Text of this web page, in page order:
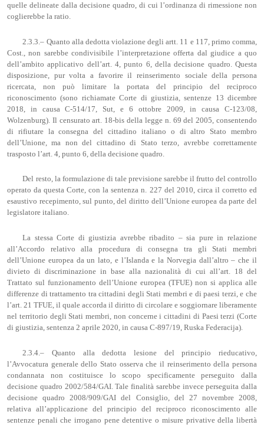
quelle delineate dalla decisione quadro, di cui l’ordinanza di rimessione non
coglierebbe la ratio.
2.3.3.– Quanto alla dedotta violazione degli artt. 11 e 117, primo comma,
Cost., non sarebbe condivisibile l’interpretazione offerta dal giudice a quo
dell’ambito applicativo dell’art. 4, punto 6, della decisione quadro. Questa
disposizione, pur volta a favorire il reinserimento sociale della persona
ricercata, non può limitare la portata del principio del reciproco
riconoscimento (sono richiamate Corte di giustizia, sentenze 13 dicembre
2018, in causa C-514/17, Sut, e 6 ottobre 2009, in causa C-123/08,
Wolzenburg). Il censurato art. 18-bis della legge n. 69 del 2005, consentendo
di rifiutare la consegna del cittadino italiano o di altro Stato membro
dell’Unione, ma non del cittadino di Stato terzo, avrebbe correttamente
trasposto l’art. 4, punto 6, della decisione quadro.
Del resto, la formulazione di tale previsione sarebbe il frutto del controllo
operato da questa Corte, con la sentenza n. 227 del 2010, circa il corretto ed
esaustivo recepimento, sul punto, del diritto dell’Unione europea da parte del
legislatore italiano.
La stessa Corte di giustizia avrebbe ribadito – sia pure in relazione
all’Accordo relativo alla procedura di consegna tra gli Stati membri
dell’Unione europea da un lato, e l’Islanda e la Norvegia dall’altro – che il
divieto di discriminazione in base alla nazionalità di cui all’art. 18 del
Trattato sul funzionamento dell’Unione europea (TFUE) non si applica alle
differenze di trattamento tra cittadini degli Stati membri e di paesi terzi, e che
l’art. 21 TFUE, il quale accorda il diritto di circolare e soggiornare liberamente
nel territorio degli Stati membri, non concerne i cittadini di Paesi terzi (Corte
di giustizia, sentenza 2 aprile 2020, in causa C-897/19, Ruska Federacija).
2.3.4.– Quanto alla dedotta lesione del principio rieducativo,
l’Avvocatura generale dello Stato osserva che il reinserimento della persona
condannata non costituisce lo scopo specificamente perseguito dalla
decisione quadro 2002/584/GAI. Tale finalità sarebbe invece perseguita dalla
decisione quadro 2008/909/GAI del Consiglio, del 27 novembre 2008,
relativa all’applicazione del principio del reciproco riconoscimento alle
sentenze penali che irrogano pene detentive o misure privative della libertà